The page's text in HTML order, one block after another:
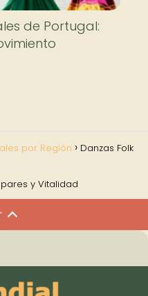
de Portugal:
por Región Danzas Folk
y Vitalidad